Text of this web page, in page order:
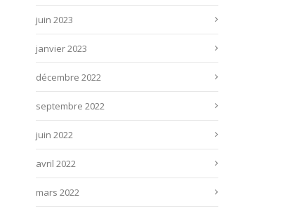
juin 2023
janvier 2023
décembre 2022
septembre 2022
juin 2022
avril 2022
mars 2022